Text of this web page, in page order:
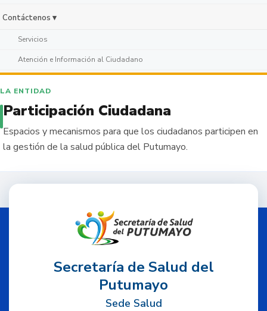
Contáctenos ▾
Servicios
Atención e Información al Ciudadano
LA ENTIDAD
Participación Ciudadana
Espacios y mecanismos para que los ciudadanos participen en
la gestión de la salud pública del Putumayo.
Secretaría de Salud del
Putumayo
Sede Salud